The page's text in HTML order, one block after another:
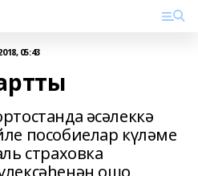
05:43
әсәлеккә
пособиелар күләме
страховка
ошо